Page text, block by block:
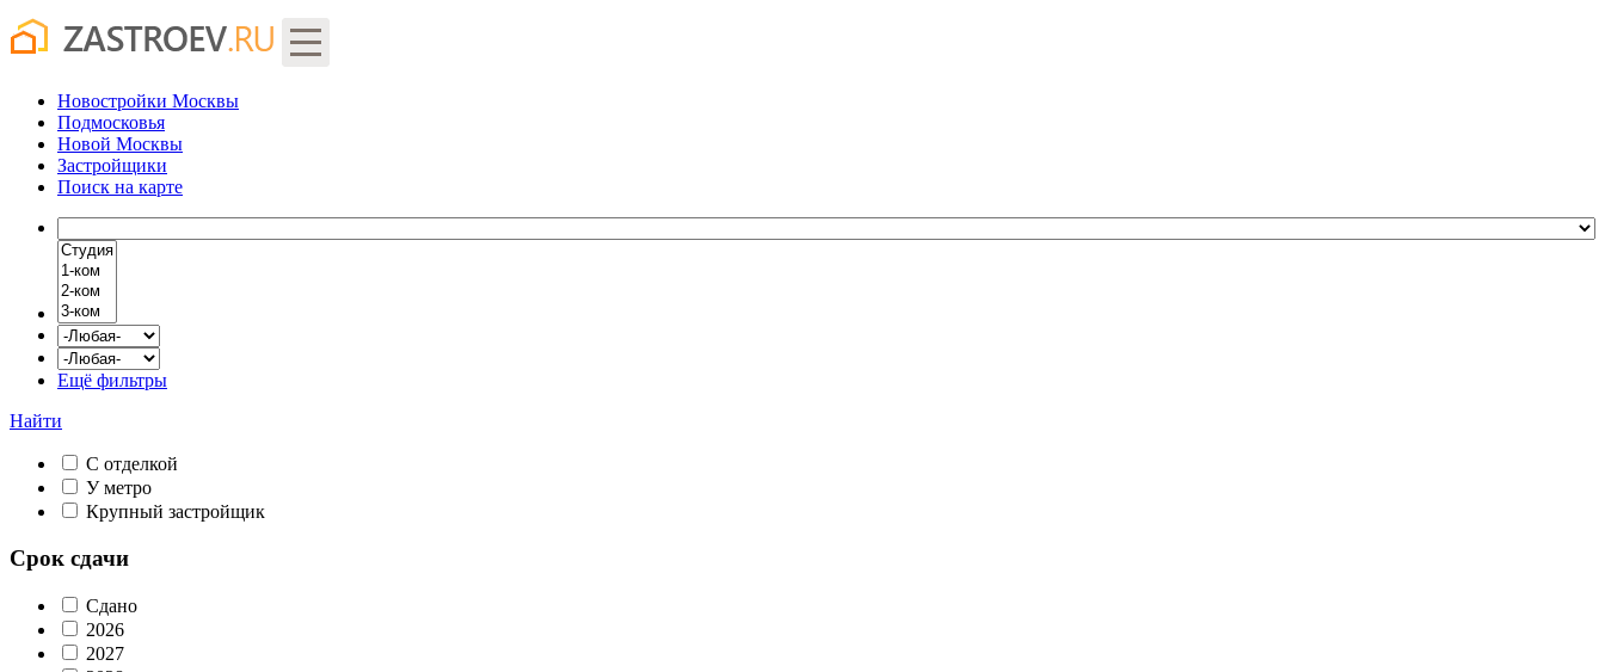
Новостройки Москвы
Подмосковья
Новой Москвы
Застройщики
Поиск на карте
Ещё фильтры
Найти
С отделкой
У метро
Крупный застройщик
Срок сдачи
Сдано
2026
2027